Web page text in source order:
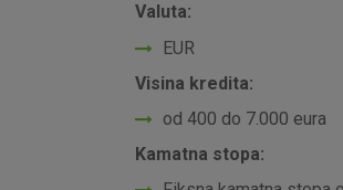
Valuta:
EUR
Visina kredita:
od 400 do 7.000 eura
Kamatna stopa: